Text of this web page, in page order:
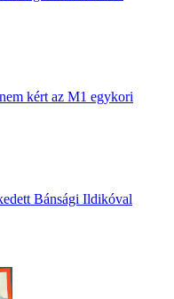
kért az M1 egykori
Bánsági Ildikóval